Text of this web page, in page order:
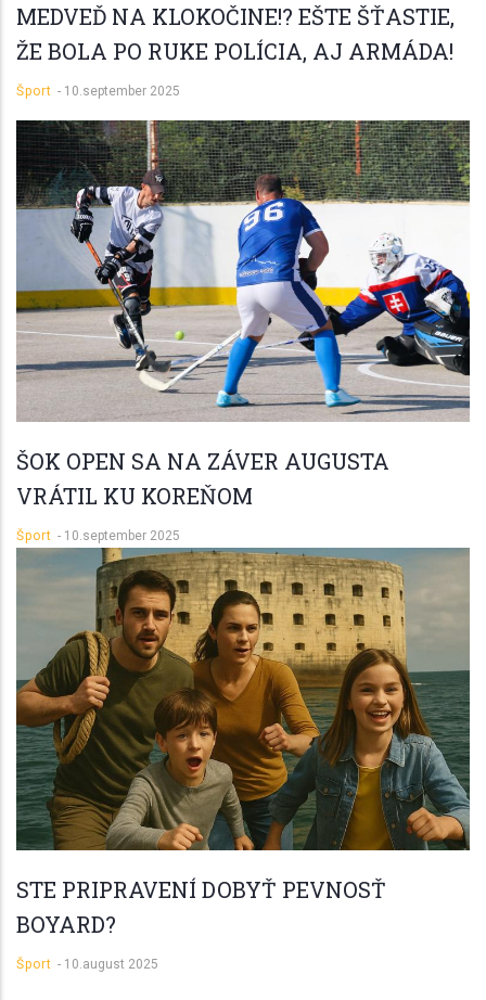
MEDVEĎ NA KLOKOČINE!? EŠTE ŠŤASTIE,
ŽE BOLA PO RUKE POLÍCIA, AJ ARMÁDA!
Šport - 10.september 2025
ŠOK OPEN SA NA ZÁVER AUGUSTA
VRÁTIL KU KOREŇOM
Šport - 10.september 2025
STE PRIPRAVENÍ DOBYŤ PEVNOSŤ
BOYARD?
Šport - 10.august 2025